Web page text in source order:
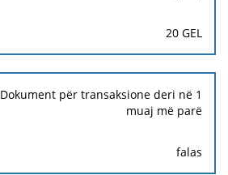
20 GEL
Dokument për transaksione deri në 1
muaj më parë
falas